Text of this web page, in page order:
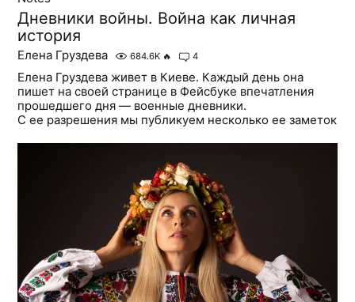
Дневники войны. Война как личная
история
Елена Груздева 684.6K 🔥 4
Елена Груздева живет в Киеве. Каждый день она
пишет на своей странице в Фейсбуке впечатления
прошедшего дня — военные дневники.
С ее разрешения мы публикуем несколько ее заметок